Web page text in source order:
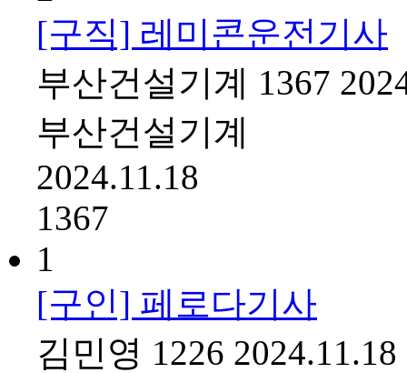
[구직] 레미콘운전기사
부산건설기계 1367
부산건설기계
2024.11.18
1367
1
[구인] 페로다기사
김민영 1226 2024.11.18